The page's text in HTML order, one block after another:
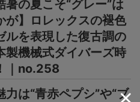
暑の夏こそ“グレー”は
が】ロレックスの褪色
ルを表現した復古調の
製機械式ダイバーズ時
｜no.258
力は“青赤ペプシ”や“ブ